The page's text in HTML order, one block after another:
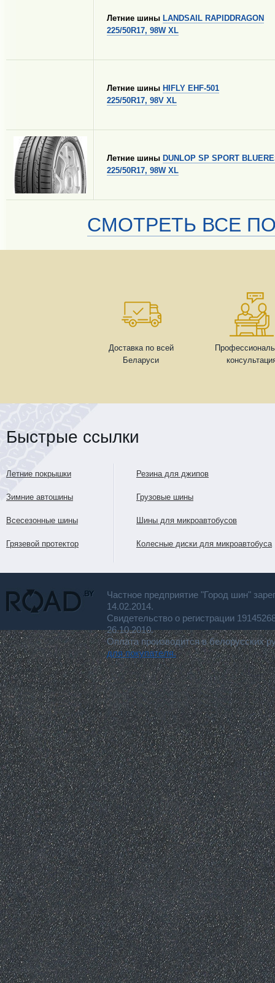
Летние шины LANDSAIL RAPIDDRAGON
225/50R17, 98W XL
Летние шины HIFLY EHF-501
225/50R17, 98V XL
Летние шины DUNLOP SP SPORT
225/50R17, 98W XL
СМОТРЕТЬ ВСЕ
Доставка по всей
Беларуси
Быстрые ссылки
Летние покрышки
Зимние автошины
Всесезонные шины
Грязевой протектор
Резина для джипов
Грузовые шины
Шины для микроавтобусов
Колесные диски для микроавтобуса
Частное предприятие "Город шин"
14.02.2014.
Свидетельство о регистрации
26.10.2010.
Оплата производится в белорусских
для покупателя.